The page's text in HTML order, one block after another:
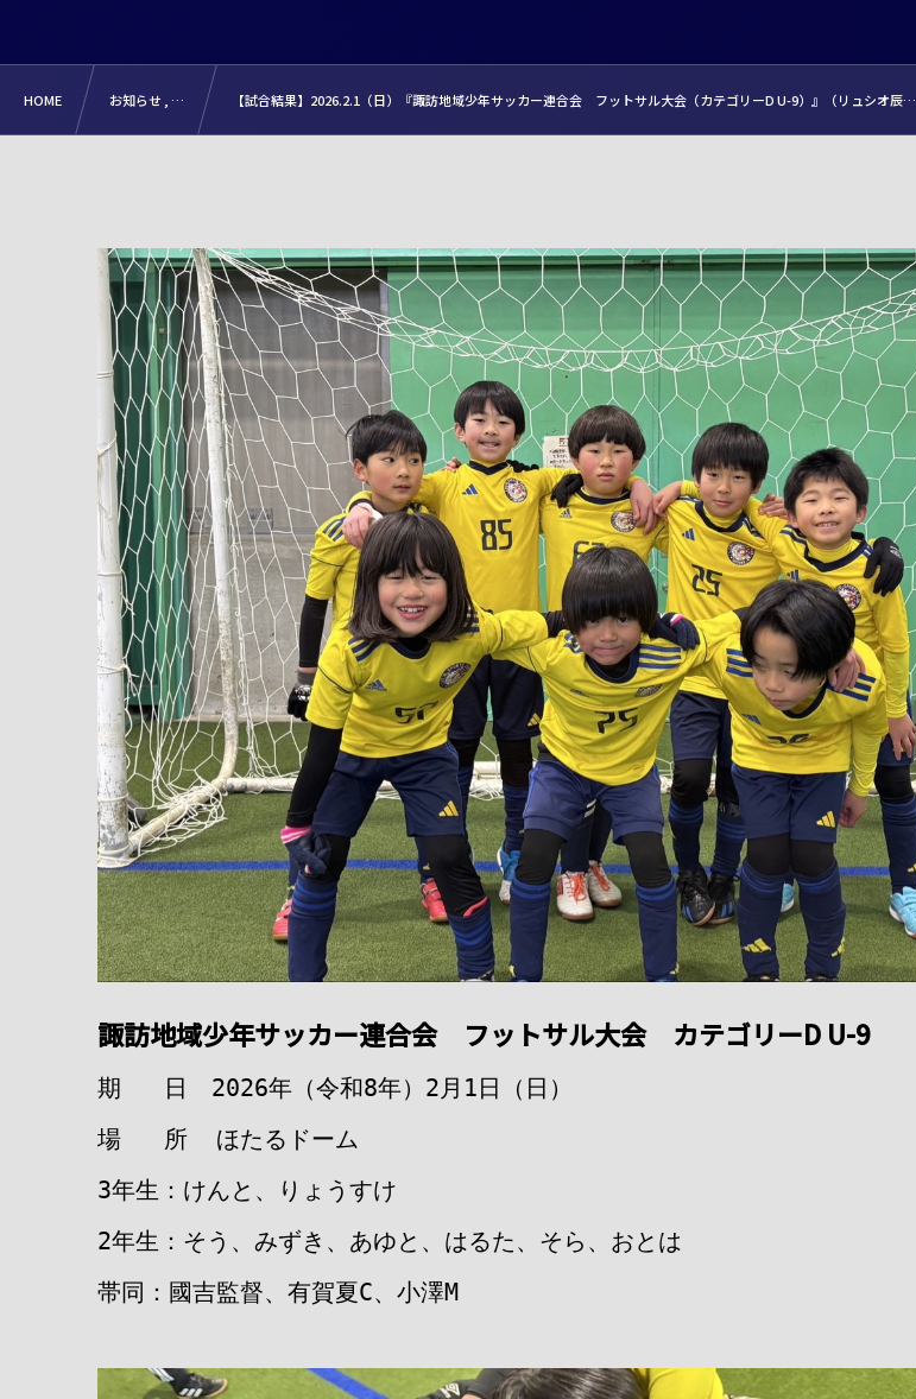
HOME お知らせ , … 【試合結果】2026.2.1（日）『諏訪地域少年サッカー連合会 フットサル大会（カテゴリーD U-9）』（リュシオ辰…
諏訪地域少年サッカー連合会 フットサル大会 カテゴリーD U-9
期 日 2026年（令和8年）2月1日（日）
場 所 ほたるドーム
3年生：けんと、りょうすけ
2年生：そう、みずき、あゆと、はるた、そら、おとは
帯同：國吉監督、有賀夏C、小澤M